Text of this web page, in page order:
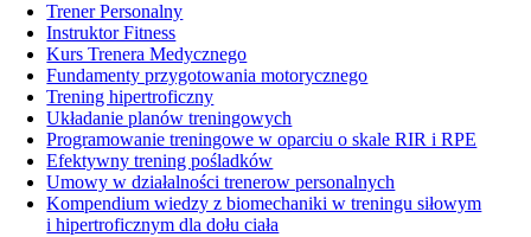
Trener Personalny
Instruktor Fitness
Kurs Trenera Medycznego
Fundamenty przygotowania motorycznego
Trening hipertroficzny
Układanie planów treningowych
Programowanie treningowe w oparciu o skale RIR i RPE
Efektywny trening pośladków
Umowy w działalności trenerow personalnych
Kompendium wiedzy z biomechaniki w treningu siłowym
i hipertroficznym dla dołu ciała